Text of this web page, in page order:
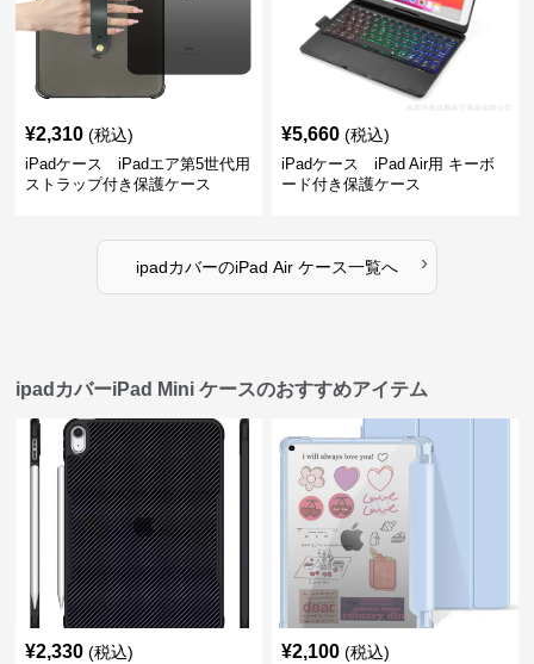
¥2,310 (税込)
iPadケース iPadエア第5世代用
ストラップ付き保護ケース
¥5,660 (税込)
iPadケース iPad Air用 キーボ
ード付き保護ケース
ipadカバーのiPad Air ケース一覧へ ›
ipadカバーiPad Mini ケースのおすすめアイテム
¥2,330 (税込) ¥2,100 (税込)